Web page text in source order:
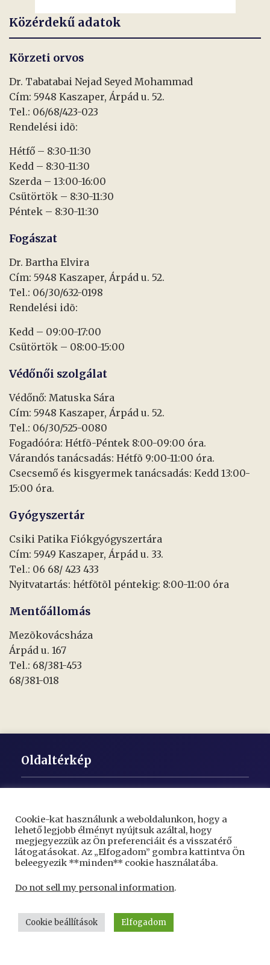
Közérdekű adatok
Körzeti orvos
Dr. Tabatabai Nejad Seyed Mohammad
Cím: 5948 Kaszaper, Árpád u. 52.
Tel.: 06/68/423-023
Rendelési idõ:
Hétfő – 8:30-11:30
Kedd – 8:30-11:30
Szerda – 13:00-16:00
Csütörtök – 8:30-11:30
Péntek – 8:30-11:30
Fogászat
Dr. Bartha Elvira
Cím: 5948 Kaszaper, Árpád u. 52.
Tel.: 06/30/632-0198
Rendelési idõ:
Kedd – 09:00-17:00
Csütörtök – 08:00-15:00
Védőnői szolgálat
Védőnő: Matuska Sára
Cím: 5948 Kaszaper, Árpád u. 52.
Tel.: 06/30/525-0080
Fogadóóra: Hétfõ-Péntek 8:00-09:00 óra.
Várandós tanácsadás: Hétfõ 9:00-11:00 óra.
Csecsemő és kisgyermek tanácsadás: Kedd 13:00-
15:00 óra.
Gyógyszertár
Csiki Patika Fiókgyógyszertára
Cím: 5949 Kaszaper, Árpád u. 33.
Tel.: 06 68/ 423 433
Nyitvatartás: hétfõtõl péntekig: 8:00-11:00 óra
Mentőállomás
Mezõkovácsháza
Árpád u. 167
Tel.: 68/381-453
68/381-018
Oldaltérkép
Hírek
Településünk
Helytörténet
Egészségügy
Cookie-kat használunk a weboldalunkon, hogy a
lehető legjobb élményt nyújtsuk azáltal, hogy
megjegyezzük az Ön preferenciáit és a visszatérő
látogatásokat. Az „Elfogadom” gombra kattintva Ön
beleegyezik **minden** cookie használatába.
Do not sell my personal information.
Cookie beállítások Elfogadom